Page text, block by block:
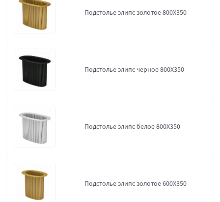
Подстолье элипс золотое 800Х350
Подстолье элипс черное 800Х350
Подстолье элипс белое 800Х350
Подстолье элипс золотое 600Х350